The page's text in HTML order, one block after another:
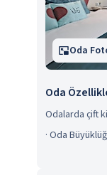
Oda
Oda
Odalarda çift
· Oda